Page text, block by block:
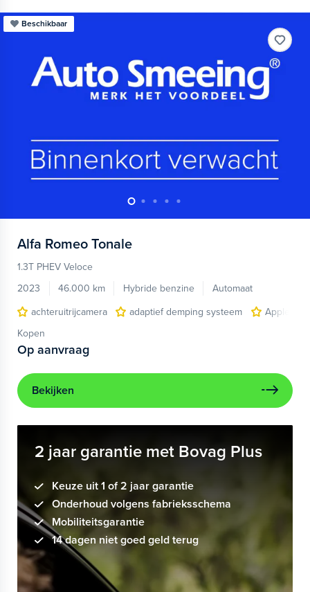
Beschikbaar
Alfa Romeo Tonale
1.3T PHEV Veloce
2023
46.000 km Hybride benzine
Automaat
achteruitrijcamera
adaptief demping systeem
Apple
Kopen
Op aanvraag
Bekijken
2 jaar garantie met Bovag Plus
Keuze uit 1 of 2 jaar garantie
Onderhoud volgens fabrieksschema
Mobiliteitsgarantie
14 dagen niet goed geld terug